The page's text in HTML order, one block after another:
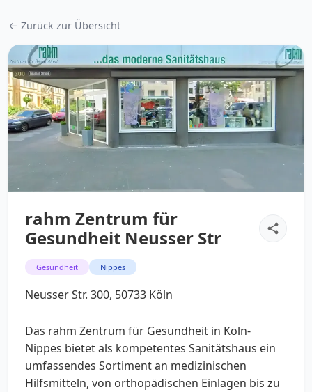
← Zurück zur Übersicht
rahm Zentrum für
Gesundheit Neusser Str
Gesundheit Nippes
Neusser Str. 300, 50733 Köln
Das rahm Zentrum für Gesundheit in Köln-
Nippes bietet als kompetentes Sanitätshaus ein
umfassendes Sortiment an medizinischen
Hilfsmitteln, von orthopädischen Einlagen bis zu